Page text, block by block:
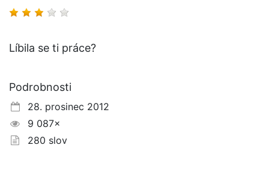
Líbila se ti práce?
Podrobnosti
28. prosinec 2012
9 087×
280 slov